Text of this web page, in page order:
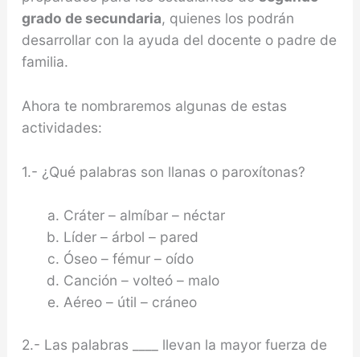
grado de secundaria, quienes los podrán
desarrollar con la ayuda del docente o padre de
familia.
Ahora te nombraremos algunas de estas
actividades:
1.- ¿Qué palabras son llanas o paroxítonas?
Cráter – almíbar – néctar
Líder – árbol – pared
Óseo – fémur – oído
Canción – volteó – malo
Aéreo – útil – cráneo
2.- Las palabras ____ llevan la mayor fuerza de